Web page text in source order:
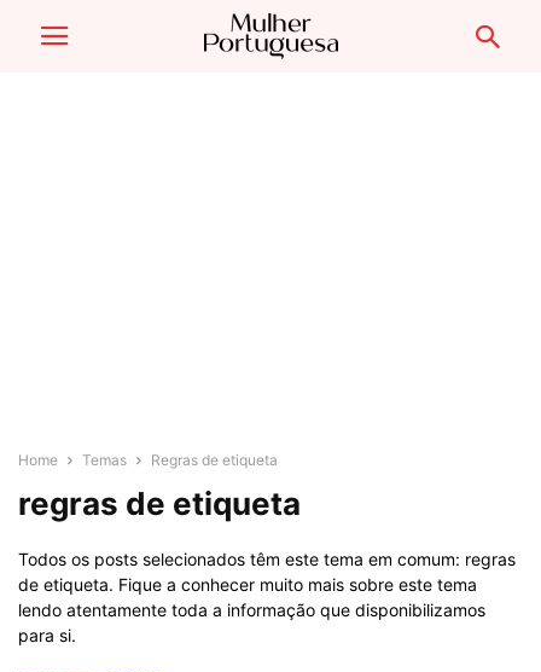
Home Temas Regras de etiqueta
regras de etiqueta
Todos os posts selecionados têm este tema em comum: regras
de etiqueta. Fique a conhecer muito mais sobre este tema
lendo atentamente toda a informação que disponibilizamos
para si.